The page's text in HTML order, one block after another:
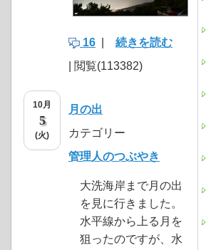
16
続きを読む
| 閲覧(113382)
10月
5
(火)
月の出
カテゴリー
管理人のつぶやき
大洗海岸まで月の出
を見に行きました。
水平線から上る月を
狙ったのですが、水